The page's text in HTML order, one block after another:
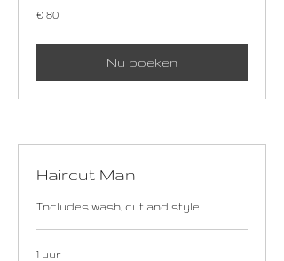
euro
€ 80
Nu boeken
Haircut Man
Includes wash, cut and style.
1 uur